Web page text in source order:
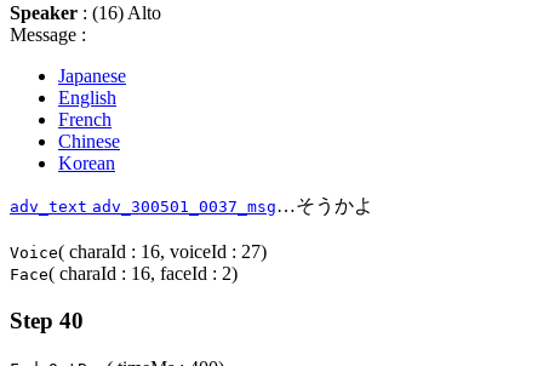
Speaker : (16) Alto
Message :
Japanese
English
French
Chinese
Korean
adv_text adv_300501_0037_msg…そうかよ
Voice( charaId : 16, voiceId : 27)
Face( charaId : 16, faceId : 2)
Step 40